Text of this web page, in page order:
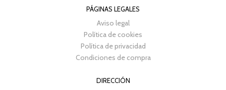
PÁGINAS LEGALES
Aviso legal
Política de cookies
Política de privacidad
Condiciones de compra
DIRECCIÓN